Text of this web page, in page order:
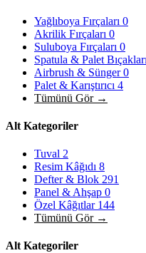
Yağlıboya Fırçaları 0
Akrilik Fırçaları 0
Suluboya Fırçaları 0
Spatula & Palet Bıçakları
Airbrush & Sünger0
Palet & Karıştırıcı 4
Tümünü Gör →
Alt Kategoriler
Tuval 2
Resim Kâğıdı 8
Defter & Blok 291
Panel & Ahşap 0
Özel Kâğıtlar 144
Tümünü Gör →
Alt Kategoriler